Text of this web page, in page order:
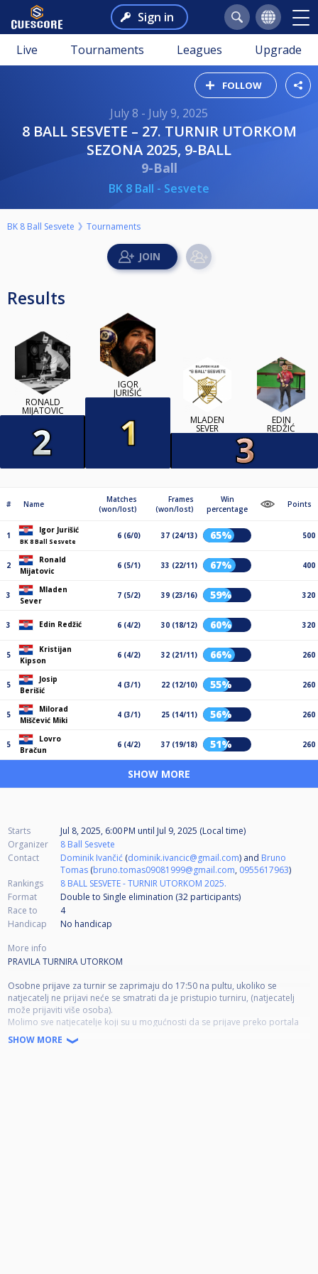
Sign in
Live Tournaments Leagues Upgrade
FOLLOW
July 8 - July 9, 2025
8 BALL SESVETE – 27. TURNIR UTORKOM
SEZONA 2025, 9-BALL
9-Ball
BK 8 Ball - Sesvete
BK 8 Ball Sesvete Tournaments
Results
RONALD
MIJATOVIC
IGOR
JURIŠIĆ
MLADEN
SEVER
EDIN
REDŽIĆ
# Name
Matches
(won/lost)
Frames
(won/lost)
Win
percentage
Points
1
Igor Jurišić
BK 8 Ball Sesvete
6 (6/0) 37 (24/13) 65% 500
2
Ronald
Mijatovic
6 (5/1) 33 (22/11) 67% 400
3
Mladen
Sever
7 (5/2) 39 (23/16) 59% 320
3 Edin Redžić 6 (4/2) 30 (18/12) 60% 320
5
Kristijan
Kipson
6 (4/2) 32 (21/11) 66% 260
5
Josip
Berišić
4 (3/1) 22 (12/10) 55% 260
5
Milorad
Miščević Miki
4 (3/1) 25 (14/11) 56% 260
5
Lovro
Bračun
6 (4/2) 37 (19/18) 51% 260
SHOW MORE
Starts Jul 8, 2025, 6:00 PM until Jul 9, 2025 (Local time)
Organizer
8 Ball Sesvete
Contact
Dominik Ivančić (dominik.ivancic@gmail.com) and Bruno
Tomas (bruno.tomas09081999@gmail.com, 0955617963)
Rankings
8 BALL SESVETE - TURNIR UTORKOM 2025.
Format
Double to Single elimination (32 participants)
Race to
4
Handicap
No handicap
More info
PRAVILA TURNIRA UTORKOM
Osobne prijave za turnir se zaprimaju do 17:50 na pultu, ukoliko se
natjecatelj ne prijavi neće se smatrati da je pristupio turniru, (natjecatelj
može prijaviti više osoba).
Molimo sve natjecatelje koji su u mogućnosti da se prijave preko portala
cuescore.com, rok prijave na cuescore.com je 17:59 (prije izvlačenja).
Molio sve natjecatelje da podmire kotizaciju prije početka turnira.
SHOW MORE